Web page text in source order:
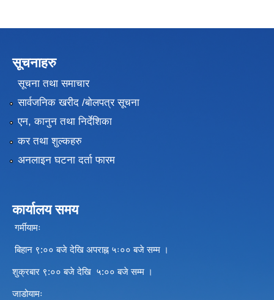
सूचनाहरु
सूचना तथा समाचार
सार्वजनिक खरीद /बोलपत्र सूचना
एन, कानुन तथा निर्देशिका
कर तथा शुल्कहरु
अनलाइन घटना दर्ता फारम
कार्यालय समय
गर्मीयामः
बिहान ९:०० बजे देखि अपराह्न ५ः०० बजे सम्म ।
शुक्रबार ९:०० बजे देखि ५:०० बजे सम्म ।
जाडोयामः